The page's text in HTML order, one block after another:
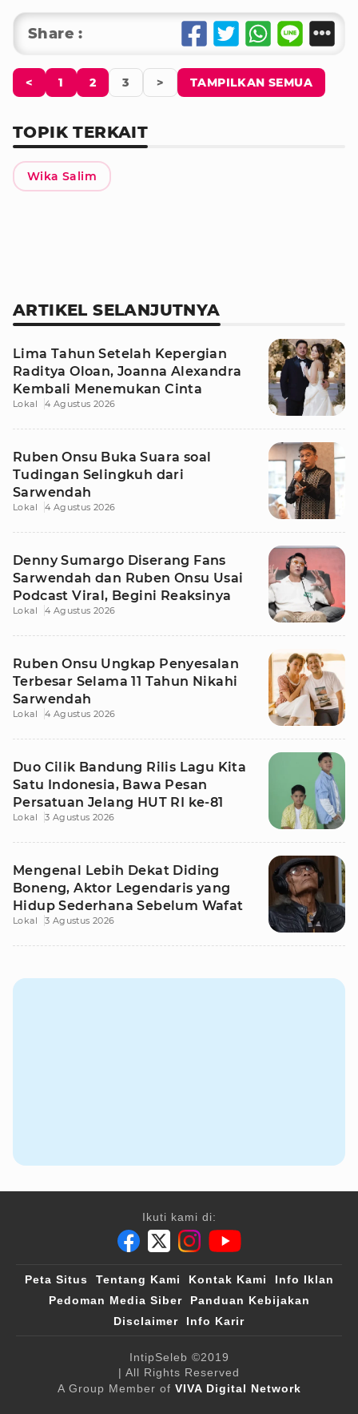
Share :
< 1 2 3 > TAMPILKAN SEMUA
TOPIK TERKAIT
Wika Salim
ARTIKEL SELANJUTNYA
Lima Tahun Setelah Kepergian
Raditya Oloan, Joanna Alexandra
Kembali Menemukan Cinta
Lokal 4 Agustus 2026
Ruben Onsu Buka Suara soal
Tudingan Selingkuh dari
Sarwendah
Lokal 4 Agustus 2026
Denny Sumargo Diserang Fans
Sarwendah dan Ruben Onsu Usai
Podcast Viral, Begini Reaksinya
Lokal 4 Agustus 2026
Ruben Onsu Ungkap Penyesalan
Terbesar Selama 11 Tahun Nikahi
Sarwendah
Lokal 4 Agustus 2026
Duo Cilik Bandung Rilis Lagu Kita
Satu Indonesia, Bawa Pesan
Persatuan Jelang HUT RI ke-81
Lokal 3 Agustus 2026
Mengenal Lebih Dekat Diding
Boneng, Aktor Legendaris yang
Hidup Sederhana Sebelum Wafat
Lokal 3 Agustus 2026
Ikuti kami di:
Peta Situs Tentang Kami Kontak Kami
Info Iklan
Pedoman Media Siber
Panduan Kebijakan
Disclaimer
Info Karir
IntipSeleb ©2019
| All Rights Reserved
A Group Member of VIVA Digital Network